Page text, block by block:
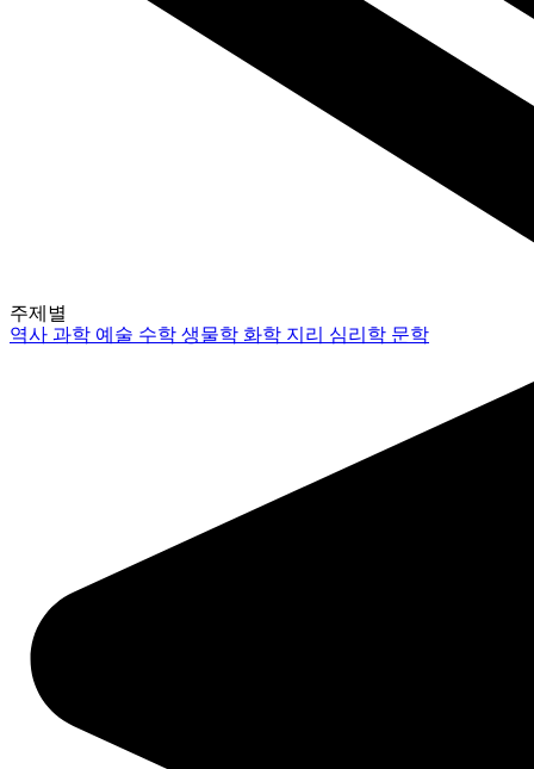
주제별
역사과학 예술 수학생물학 화학 지리 심리학 문학